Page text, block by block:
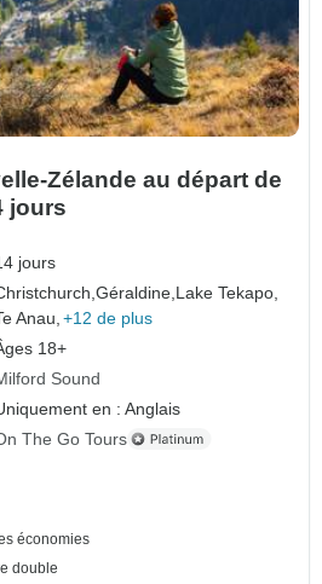
Zélande au départ de
jours
jours
Géraldine, Lake Tekapo,
Anau, +12 de plus
18+
Sound
en : Anglais
The Go Tours
économies
double